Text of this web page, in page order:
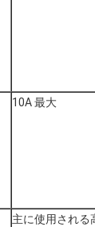
10A 最大
主に使用される